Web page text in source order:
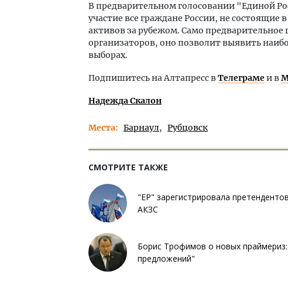
В предварительном голосовании "Единой
участие все граждане России, не
активов за рубежом. Само предварительное
организаторов, оно позволит выявить
выборах.
Подпишитесь на Алтапресс вТелеграмеи в
Надежда Скалон
Места Барнаул Рубцовск
СМОТРИТЕ ТАКЖЕ
"ЕР" зарегистрировала
АКЗС
Борис Трофимов о новых
предложений"